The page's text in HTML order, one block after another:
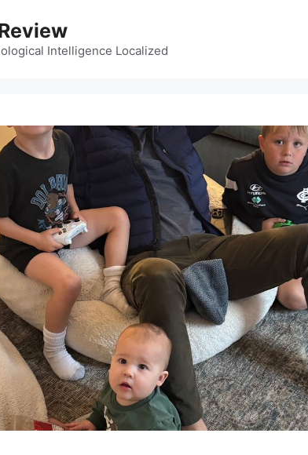
Intelligence Localized